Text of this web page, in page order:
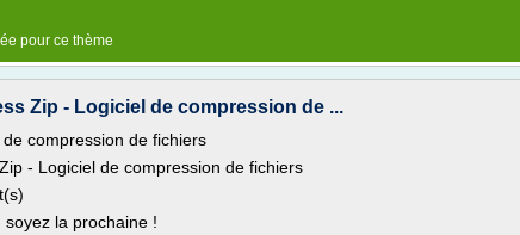
pour ce thème
Zip - Logiciel de compression de ...
compression de fichiers
- Logiciel de compression de fichiers
la prochaine !